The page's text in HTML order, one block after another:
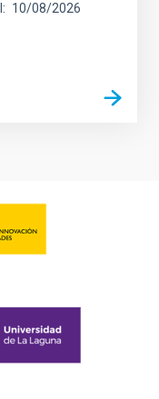
10/08/2026